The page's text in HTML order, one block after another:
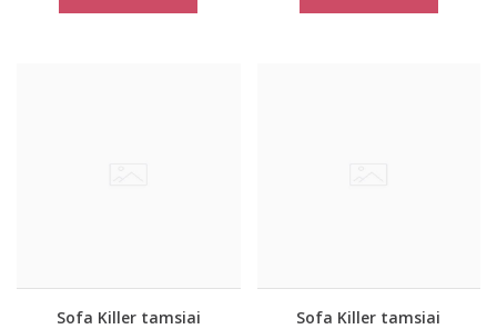
Sofa Killer tamsiai
Sofa Killer tamsiai